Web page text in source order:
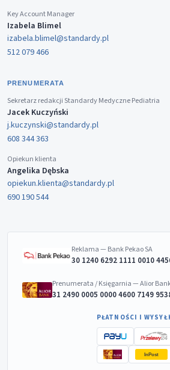
Key Account Manager
Izabela Blimel
izabela.blimel@standardy.pl
512 079 466
PRENUMERATA
Sekretarz redakcji Standardy Medyczne Pediatria
Jacek Kuczyński
j.kuczynski@standardy.pl
608 344 363
Opiekun klienta
Angelika Dębska
opiekun.klienta@standardy.pl
690 190 544
Reklama — Bank Pekao SA
30 1240 6292 1111 0010
Prenumerata / Księgarnia — Alior
31 2490 0005 0000 4600 7149
PŁATNOŚCI I
InPost